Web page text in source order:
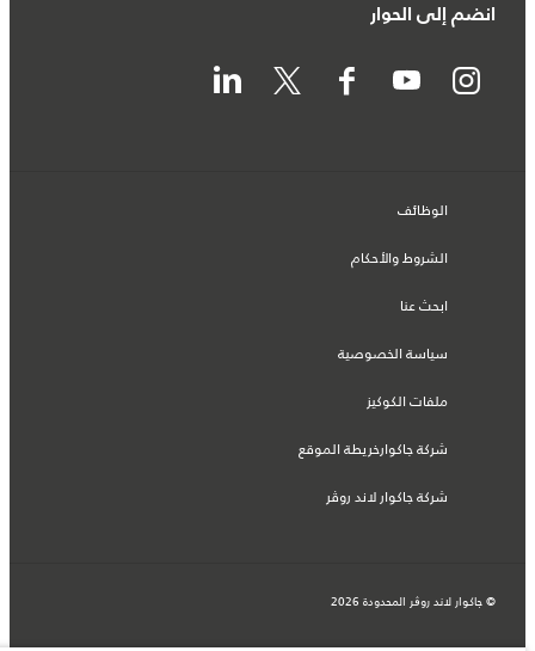
انضم إلى الحوار
الوظائف
الشروط والأحكام
ابحث عنا
سياسة الخصوصية
ملفات الكوكيز
شركة جاكوارخريطة الموقع
شركة جاكوار لاند روڤر
© جاكوار لاند روڨر المحدودة 2026